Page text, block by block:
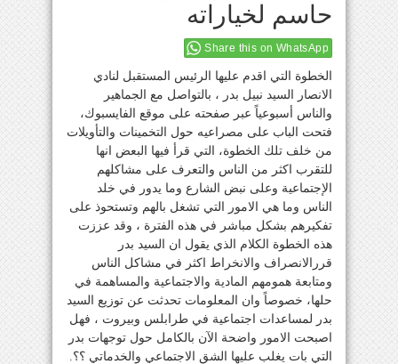
حاسم لخياراته
Share this on WhatsApp
الخطوة التي اقدم عليها الرئيس المستقبل لنادي
الانصار السيد نبيل بدر ، بالتواصل مع الجماهير
والناس أسبوعياً عبر صفحته على موقع الفايسبوك،
فتحت الباب على مصراعيه حول التخمينات والتأويلات
من خلف تلك الخطوة، التي قرأ فيها البعض انها
للتقرب اكثر من الناس والتعرف على مشاكلهم
الإجتماعية وعلى نبض الشارع وما يدور في خلد
الناس وما هي الامور التي تشغل بالهم وتستحوذ على
تفكيرهم بشكل مباشر في هذه الفترة ، وقد عززت
هذه الخطوة الكلام الذي يقول ان السيد بدر
قررالانصراف والانخراط اكثر في مشاكل الناس
ومتابعة همومهم المادية والاجتماعية والمساهمة في
حلها، خصوصاً وان المعلومات تحدثت عن توزيع السيد
بدر لمساعدات اجتماعية في طرابلس وبيروت ، فهل
اصبحت الامور واضحة الآن بالكامل حول توجهات بدر
التي بات يغلب عليها الشق الاجتماعي والخدماتي ؟؟.